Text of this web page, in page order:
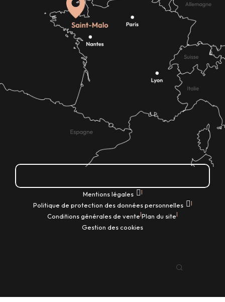
Mentions légales |
Politique de protection des données personnelles |
Conditions générales de vente|Plan du site|
Gestion des cookies